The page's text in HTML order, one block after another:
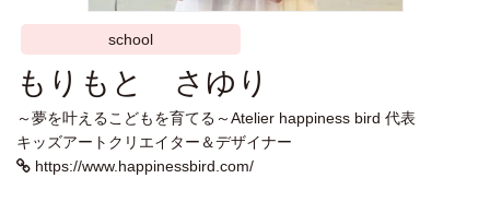
school
もりもと さゆり
～夢を叶えるこどもを育てる～Atelier happiness bird 代表
キッズアートクリエイター＆デザイナー
https://www.happinessbird.com/